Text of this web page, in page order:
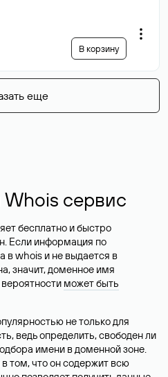
В корзину
еще
сервис
бесплатно и быстро
Если информация по
в whois и не выдается в
значит, доменное имя
может быть
не только для
ведь определить, свободен ли
имени в доменной зоне.
том, что он содержит всю